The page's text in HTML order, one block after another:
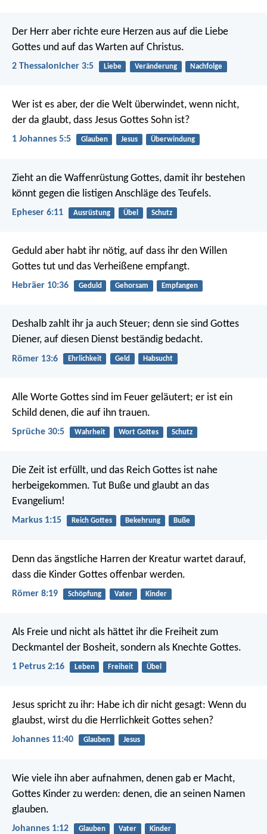
Der Herr aber richte eure Herzen aus auf die Liebe
Gottes und auf das Warten auf Christus.
2 Thessalonicher 3:5 Liebe Veränderung Nachfolge
Wer ist es aber, der die Welt überwindet, wenn nicht,
der da glaubt, dass Jesus Gottes Sohn ist?
1 Johannes 5:5 Glauben Jesus Überwindung
Zieht an die Waffenrüstung Gottes, damit ihr bestehen
könnt gegen die listigen Anschläge des Teufels.
Epheser 6:11 Ausrüstung Übel Schutz
Geduld aber habt ihr nötig, auf dass ihr den Willen
Gottes tut und das Verheißene empfangt.
Hebräer 10:36 Geduld Gehorsam Empfangen
Deshalb zahlt ihr ja auch Steuer; denn sie sind Gottes
Diener, auf diesen Dienst beständig bedacht.
Römer 13:6 Ehrlichkeit Geld Habsucht
Alle Worte Gottes sind im Feuer geläutert; er ist ein
Schild denen, die auf ihn trauen.
Sprüche 30:5 Wahrheit Wort Gottes Schutz
Die Zeit ist erfüllt, und das Reich Gottes ist nahe
herbeigekommen. Tut Buße und glaubt an das
Evangelium!
Markus 1:15 Reich Gottes Bekehrung Buße
Denn das ängstliche Harren der Kreatur wartet darauf,
dass die Kinder Gottes offenbar werden.
Römer 8:19 Schöpfung Vater Kinder
Als Freie und nicht als hättet ihr die Freiheit zum
Deckmantel der Bosheit, sondern als Knechte Gottes.
1 Petrus 2:16 Leben Freiheit Übel
Jesus spricht zu ihr: Habe ich dir nicht gesagt: Wenn du
glaubst, wirst du die Herrlichkeit Gottes sehen?
Johannes 11:40 Glauben Jesus
Wie viele ihn aber aufnahmen, denen gab er Macht,
Gottes Kinder zu werden: denen, die an seinen Namen
glauben.
Johannes 1:12 Glauben Vater Kinder